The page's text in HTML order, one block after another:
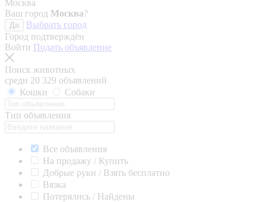
Москва
Ваш город Москва?
Да
Выбрать город
Город подтверждён
Войти Подать объявление
Поиск животных
среди 20 329 объявлений
Кошки
Собаки
Тип объявления
Все объявления
На продажу / Купить
Добрые руки / Взять бесплатно
Вязка
Потерялись / Найдены